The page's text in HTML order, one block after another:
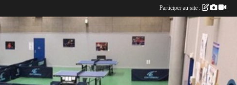
Participer au site :